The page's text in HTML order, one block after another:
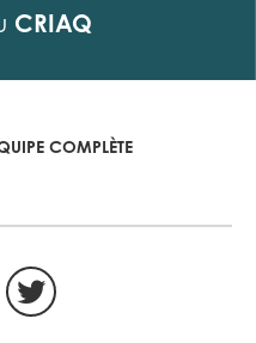
CRIAQ
COMPLÈTE
Twitter